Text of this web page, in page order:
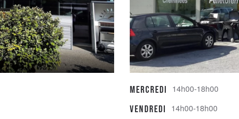
Mercredi 14h00-18h00
Vendredi 14h00-18h00